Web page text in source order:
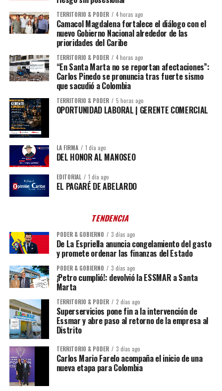
TERRITORIO & PODER 4 horas ago
Camacol Magdalena fortalece el diálogo con el
nuevo Gobierno Nacional alrededor de las
prioridades del Caribe
TERRITORIO & PODER 4 horas ago
“En Santa Marta no se reportan afectaciones”:
Carlos Pinedo se pronuncia tras fuerte sismo
que sacudió a Colombia
TERRITORIO & PODER 5 horas ago
OPORTUNIDAD LABORAL | GERENTE COMERCIAL
LA FIRMA 1 día ago
DEL HONOR AL MANOSEO
EDITORIAL 1 día ago
EL PAGARÉ DE ABELARDO
TENDENCIA
PODER & GOBIERNO 3 días ago
De La Espriella anuncia congelamiento del gasto
y promete ordenar las finanzas del Estado
PODER & GOBIERNO 3 días ago
¡Petro cumplió!: devolvió la ESSMAR a Santa
Marta
TERRITORIO & PODER 2 días ago
Superservicios pone fin a la intervención de
Essmar y abre paso al retorno de la empresa al
Distrito
TERRITORIO & PODER 3 días ago
Carlos Mario Farelo acompaña el inicio de una
nueva etapa para Colombia